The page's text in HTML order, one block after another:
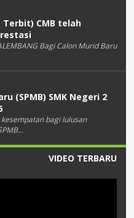
Terbit) CMB telah
Bagi Calon Murid Baru
(SPMB) SMK Negeri 2
bagi lulusan
VIDEO TERBARU